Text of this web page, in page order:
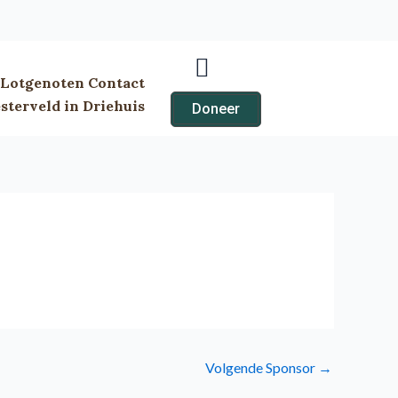
Lotgenoten Contact
in Driehuis
Doneer
Volgende Sponsor →